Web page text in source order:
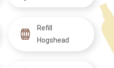
Refill
Hogshead